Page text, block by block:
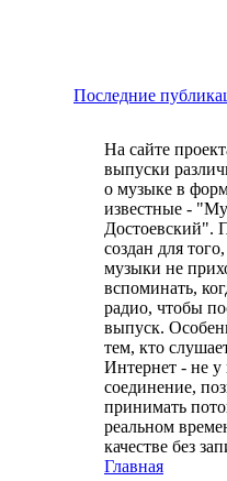
Последние
На сайте
выпуски
о музыке в
известные -
Достоевский".
создан для
музыки не
вспоминать,
радио, чтобы
выпуск.
тем, кто
Интернет - не у
соединение,
принимать
реальном
качестве без
Главная